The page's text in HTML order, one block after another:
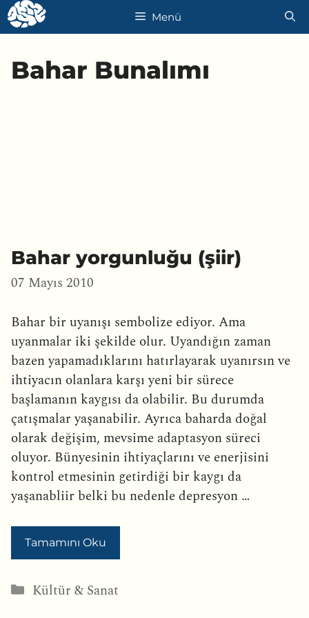
İçeriğe
atla
Menü
Bahar Bunalımı
Bahar yorgunluğu (şiir)
07 Mayıs 2010
Bahar bir uyanışı sembolize ediyor. Ama
uyanmalar iki şekilde olur. Uyandığın zaman
bazen yapamadıklarını hatırlayarak uyanırsın ve
ihtiyacın olanlara karşı yeni bir sürece
başlamanın kaygısı da olabilir. Bu durumda
çatışmalar yaşanabilir. Ayrıca baharda doğal
olarak değişim, mevsime adaptasyon süreci
oluyor. Bünyesinin ihtiyaçlarını ve enerjisini
kontrol etmesinin getirdiği bir kaygı da
yaşanabliir belki bu nedenle depresyon …
Tamamını Oku
Kategoriler
Kültür & Sanat